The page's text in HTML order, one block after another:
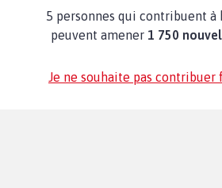
5 personnes qui contribuent à
peuvent amener 1 750
Je ne souhaite pas